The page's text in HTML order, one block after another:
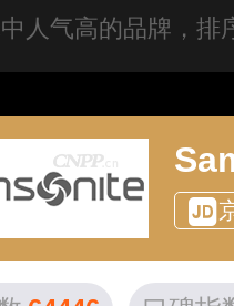
人气高的品牌，排